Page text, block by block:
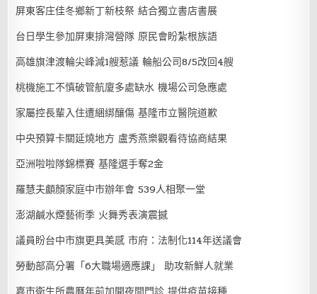
屏東客庄佳冬鄉新丁新枝祭 結合獨立書店書展
台日學生參加屏東排灣營隊 原民會盼紮根族語
高雄旗津渡輪尖峰減1艘惹議 輪船公司8/5改回4艘
桃機施工不慎破管航廈多處缺水 機場公司急應處
家屬控長輩入住遭綑綁釀傷 基隆市立醫院道歉
中央預算卡關延燒地方 盧秀燕樂觀看待協商結果
亞洲啦啦隊錦標賽 基隆選手奪2金
羅慧夫顱顏家庭中市辦年會 539人相聚一堂
澎湖鹹水煙藝術季 火舞秀表演震撼
議員盼台中市旗更具美感 市府：法制化114年送議會
勞動部高分署「6大職場適應課」 助攻新鮮人就業